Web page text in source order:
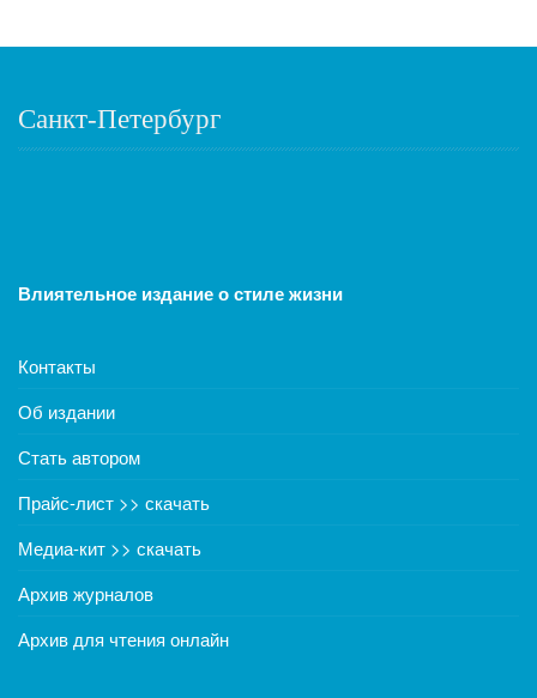
Санкт-Петербург
Влиятельное издание о стиле жизни
Контакты
Об издании
Стать автором
Прайс-лист >> скачать
Медиа-кит >> скачать
Архив журналов
Архив для чтения онлайн